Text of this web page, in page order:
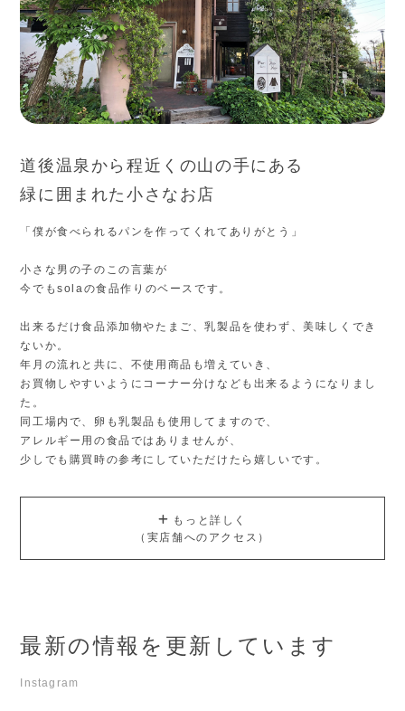
道後温泉から程近くの山の手にある
緑に囲まれた小さなお店
「僕が食べられるパンを作ってくれてありがとう」
小さな男の子のこの言葉が
今でもsolaの食品作りのベースです。
出来るだけ食品添加物やたまご、乳製品を使わず、美味しくでき
ないか。
年月の流れと共に、不使用商品も増えていき、
お買物しやすいようにコーナー分けなども出来るようになりまし
た。
同工場内で、卵も乳製品も使用してますので、
アレルギー用の食品ではありませんが、
少しでも購買時の参考にしていただけたら嬉しいです。
もっと詳しく
（実店舗へのアクセス）
最新の情報を更新しています
Instagram